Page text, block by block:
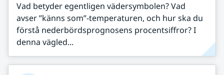
Vad betyder egentligen vädersymbolen? Vad
avser ”känns som”-temperaturen, och hur ska du
förstå nederbördsprognosens procentsiffror? I
denna vägled...